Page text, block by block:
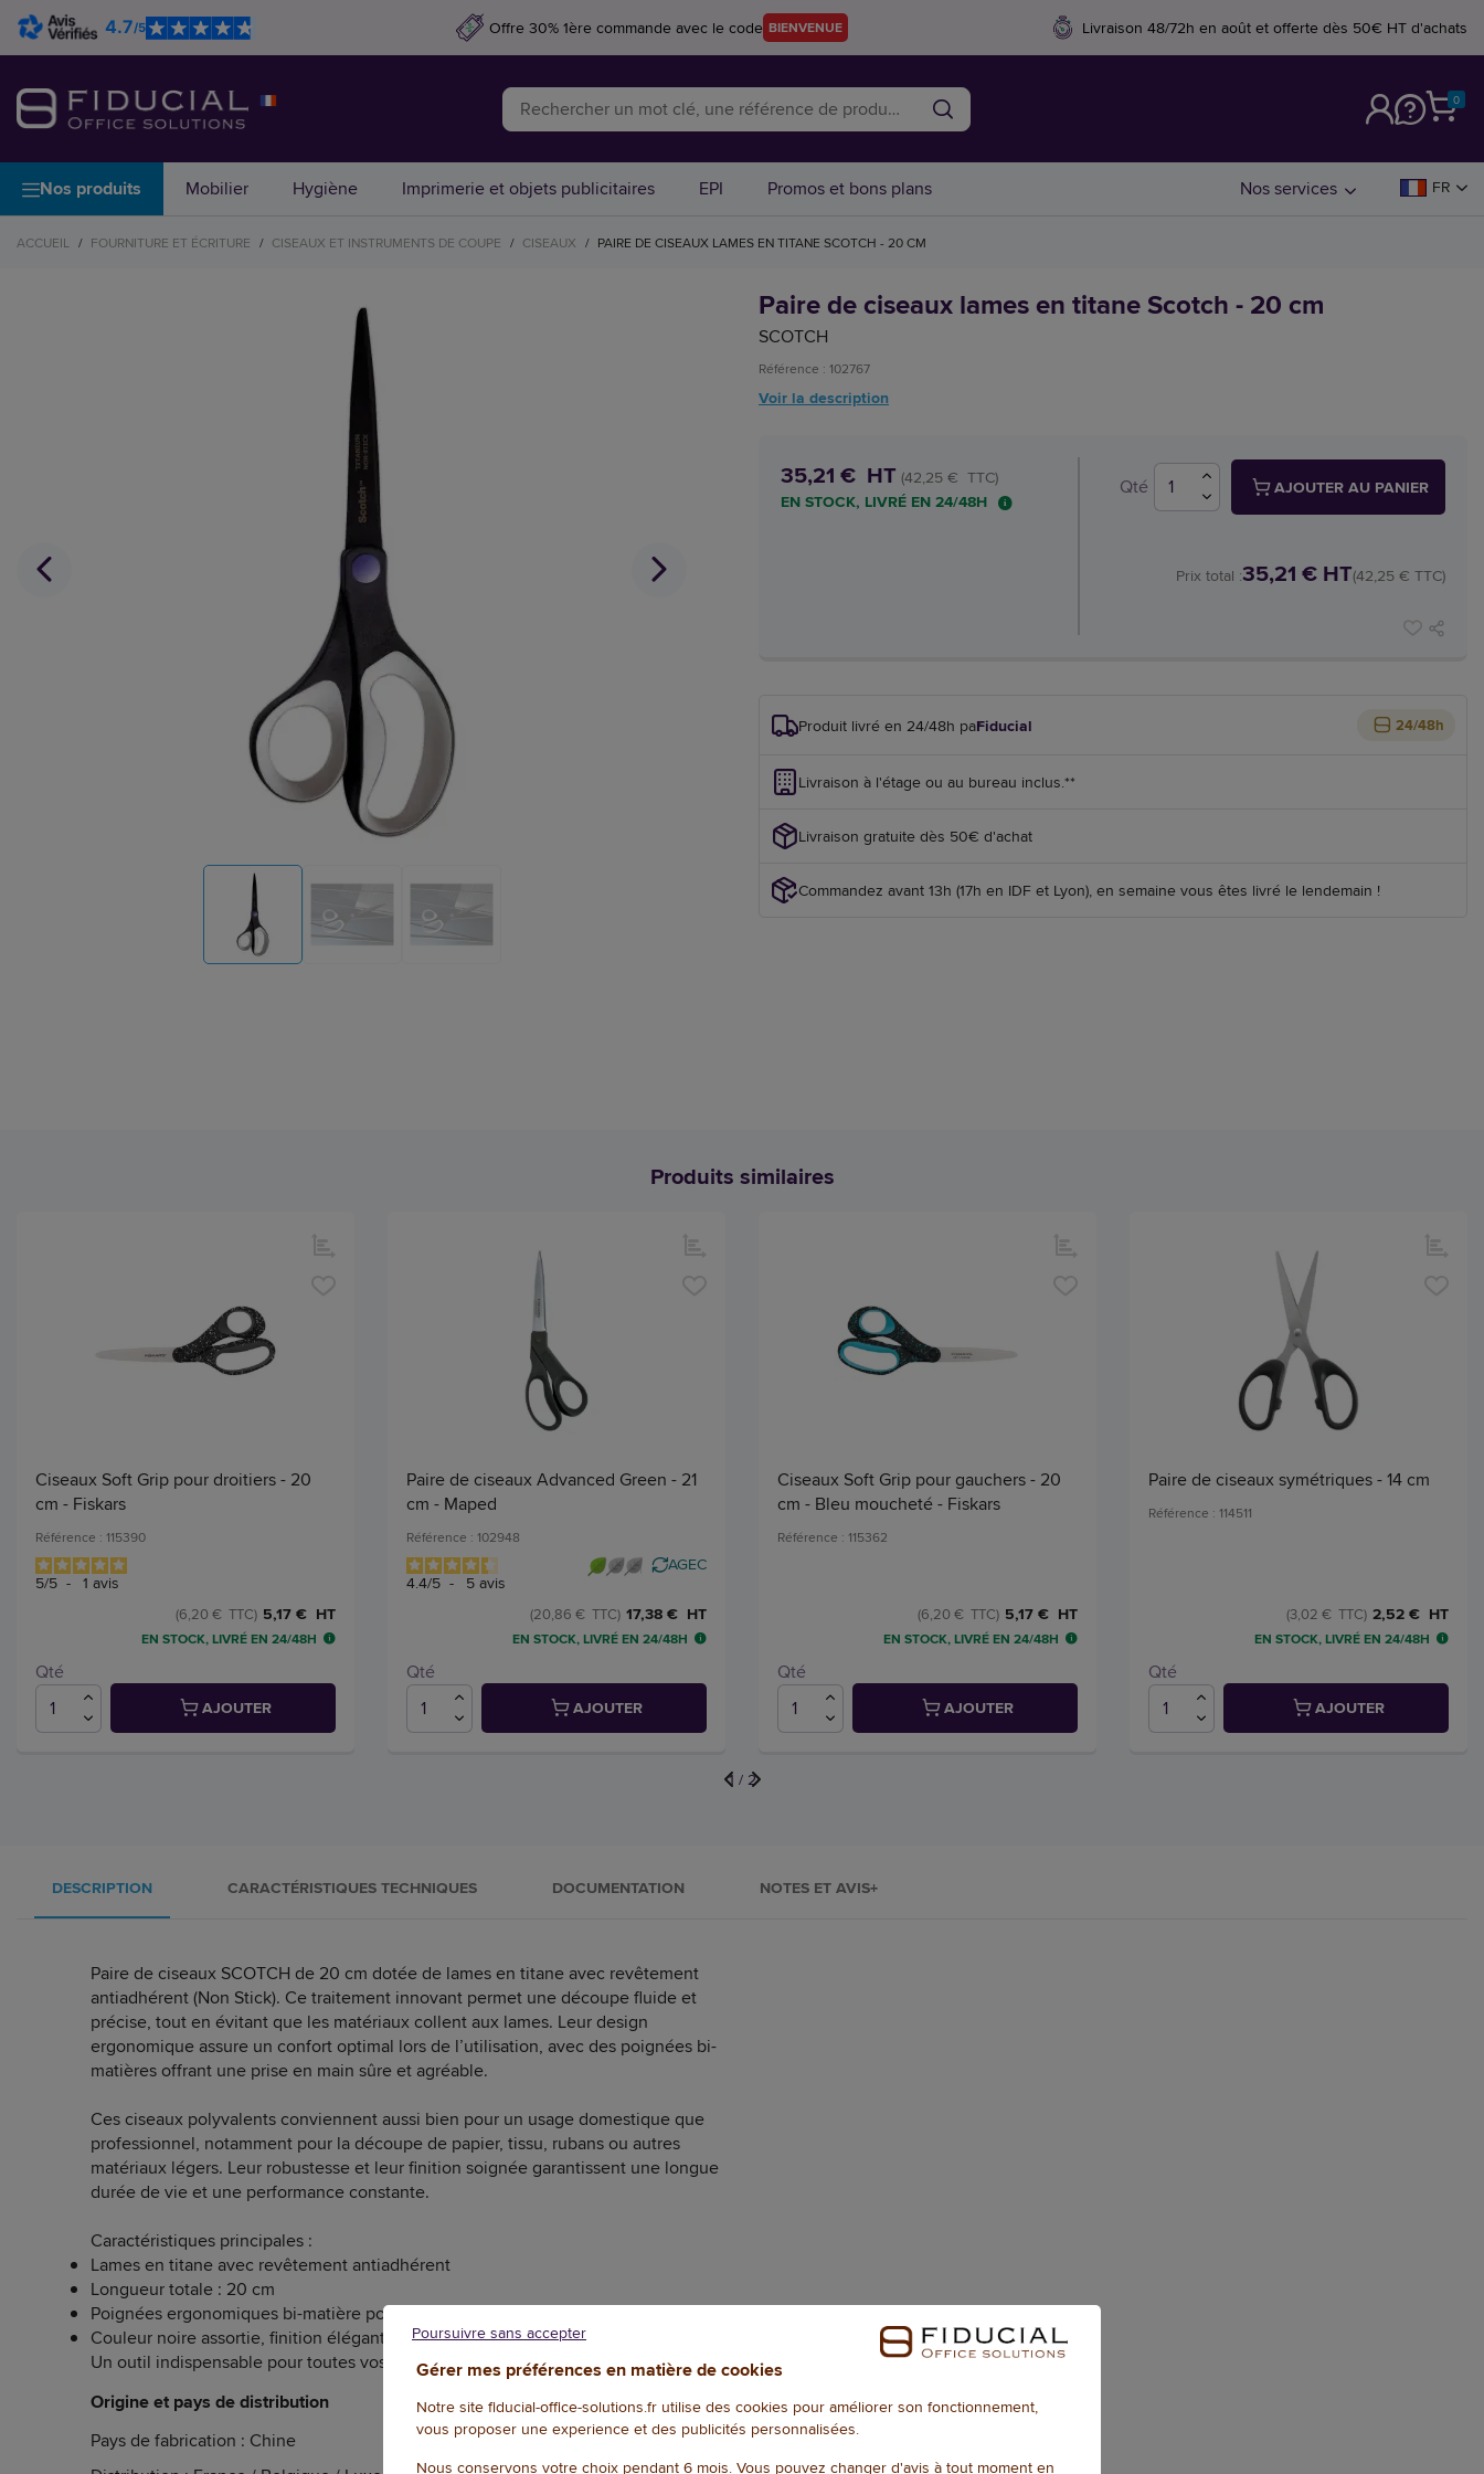
4.7/5 Offre 30% 1ère commande avec le code BIENVENUE Livraison 48/72h en août et offerte dès 50€ HT d'achats
0
Nos produits Mobilier Hygiène Imprimerie et objets publicitaires EPI Promos et bons plans Nos services FR
ACCUEIL / FOURNITURE ET ÉCRITURE / CISEAUX ET INSTRUMENTS DE COUPE / CISEAUX / PAIRE DE CISEAUX LAMES EN TITANE SCOTCH - 20 CM
Paire de ciseaux lames en titane Scotch - 20 cm
SCOTCH
Référence : 102767
Voir la description
35,21 € HT (42,25 € TTC)
EN STOCK, LIVRÉ EN 24/48H
Qté AJOUTER AU PANIER
Prix total :35,21 € HT(42,25 € TTC)
Produit livré en 24/48h parFiducial 24/48h
Livraison à l'étage ou au bureau inclus.**
Livraison gratuite dès 50€ d'achat
Commandez avant 13h (17h en IDF et Lyon), en semaine vous êtes livré le lendemain !
Produits similaires
Ciseaux Soft Grip pour droitiers - 20
cm - Fiskars
Référence : 115390
5/5 - 1 avis
5,17 € HT
(6,20 € TTC)
EN STOCK, LIVRÉ EN 24/48H
Qté
AJOUTER
Paire de ciseaux Advanced Green - 21
cm - Maped
Référence : 102948
4.4/5 - 5 avis
AGEC
17,38 € HT
(20,86 € TTC)
EN STOCK, LIVRÉ EN 24/48H
Qté
AJOUTER
Ciseaux Soft Grip pour gauchers - 20
cm - Bleu moucheté - Fiskars
Référence : 115362
5,17 € HT
(6,20 € TTC)
EN STOCK, LIVRÉ EN 24/48H
Qté
AJOUTER
Paire de ciseaux symétriques - 14 cm
Référence : 114511
2,52 € HT
(3,02 € TTC)
EN STOCK, LIVRÉ EN 24/48H
Qté
AJOUTER
1 / 2
DESCRIPTION CARACTÉRISTIQUES TECHNIQUES DOCUMENTATION NOTES ET AVIS+
Paire de ciseaux SCOTCH de 20 cm dotée de lames en titane avec revêtement
antiadhérent (Non Stick). Ce traitement innovant permet une découpe fluide et
précise, tout en évitant que les matériaux collent aux lames. Leur design
ergonomique assure un confort optimal lors de l’utilisation, avec des poignées bi-
matières offrant une prise en main sûre et agréable.
Ces ciseaux polyvalents conviennent aussi bien pour un usage domestique que
professionnel, notamment pour la découpe de papier, tissu, rubans ou autres
matériaux légers. Leur robustesse et leur finition soignée garantissent une longue
durée de vie et une performance constante.
Caractéristiques principales :
Lames en titane avec revêtement antiadhérent
Longueur totale : 20 cm
Poignées ergonomiques bi-matière pour un confort maximal
Couleur noire assortie, finition élégante
Un outil indispensable pour toutes vos découpes précises et sans effort.
Origine et pays de distribution
Pays de fabrication : Chine
Gérer mes préférences en matière de cookies
Notre site fiducial-office-solutions.fr utilise des cookies pour améliorer son fonctionnement,
vous proposer une experience et des publicités personnalisées.
Nous conservons votre choix pendant 6 mois. Vous pouvez changer d'avis à tout moment en
Poursuivre sans accepter